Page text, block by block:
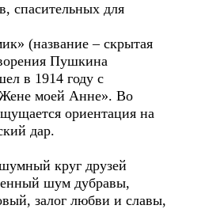
спасительных для
(название – скрытая
Пушкина
в 1914 году с
моей Анне». Во
ориентация на
дар.
круг друзей
шум дубравы,
залог любви и славы,